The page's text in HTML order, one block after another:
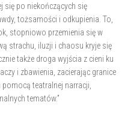
się po niekończących się
tożsamości i odkupienia. To,
stopniowo przemienia się w
strachu, iluzji i chaosu kryje się
także droga wyjścia z cieni ku
i zbawienia, zacierając granice
teatralnej narracji,
tematów.”